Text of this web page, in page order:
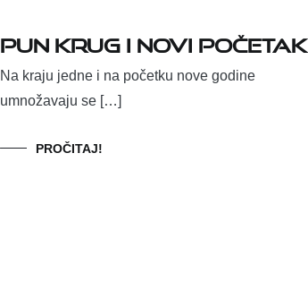
Pun krug i novi početak
Na kraju jedne i na početku nove godine
umnožavaju se […]
PROČITAJ!